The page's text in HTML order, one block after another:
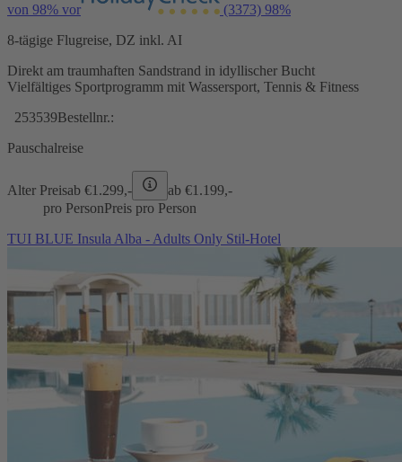
von 98% vor (3373) 98%
8-tägige Flugreise, DZ inkl. AI
Direkt am traumhaften Sandstrand in idyllischer Bucht
Vielfältiges Sportprogramm mit Wassersport, Tennis & Fitness
253539Bestellnr.:
Pauschalreise
Alter Preisab €1.299,- ab €1.199,-
pro PersonPreis pro Person
TUI BLUE Insula Alba - Adults Only Stil-Hotel